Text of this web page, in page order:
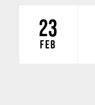
23
FEB